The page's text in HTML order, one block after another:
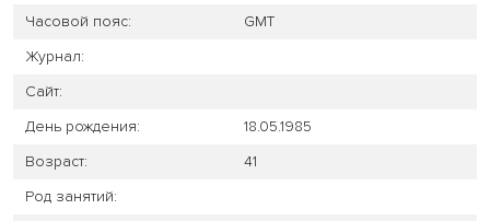
Часовой пояс:
GMT
Журнал:
Сайт:
День рождения:
18.05.1985
Возраст:
41
Род занятий: